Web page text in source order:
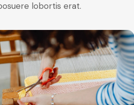
lobortis erat.